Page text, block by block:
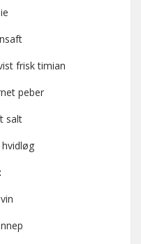
frisk timian
peber
salt